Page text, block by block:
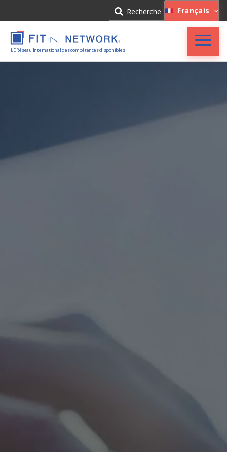
Recherche Français
LE Réseau International des compétences disponibles
Accueil
Experts
Connexion
Inscription